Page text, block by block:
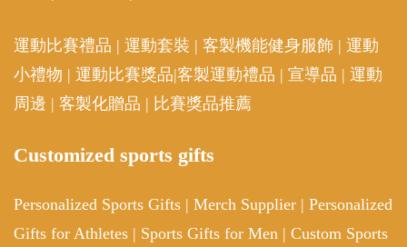
運動比賽禮品 | 運動套裝 | 客製機能健身服飾 | 運動
小禮物 | 運動比賽獎品|客製運動禮品 | 宣導品 | 運動
周邊 | 客製化贈品 | 比賽獎品推薦
Customized sports gifts
Personalized Sports Gifts | Merch Supplier | Personalized
Gifts for Athletes | Sports Gifts for Men | Custom Sports